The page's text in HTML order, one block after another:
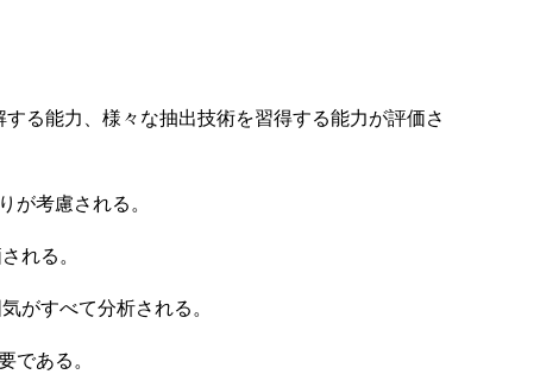
る能力、様々な抽出技術を習得する能力が評価さ
考慮される。
れる。
がすべて分析される。
である。